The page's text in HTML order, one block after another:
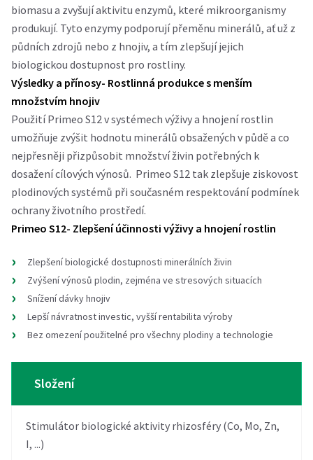
biomasu a zvyšují aktivitu enzymů, které mikroorganismy
produkují. Tyto enzymy podporují přeměnu minerálů, ať už z
půdních zdrojů nebo z hnojiv, a tím zlepšují jejich
biologickou dostupnost pro rostliny.
Výsledky a přínosy- Rostlinná produkce s menším
množstvím hnojiv
Použití Primeo S12 v systémech výživy a hnojení rostlin
umožňuje zvýšit hodnotu minerálů obsažených v půdě a co
nejpřesněji přizpůsobit množství živin potřebných k
dosažení cílových výnosů. Primeo S12 tak zlepšuje ziskovost
plodinových systémů při současném respektování podmínek
ochrany životního prostředí.
Primeo S12- Zlepšení účinnosti výživy a hnojení rostlin
Zlepšení biologické dostupnosti minerálních živin
Zvýšení výnosů plodin, zejména ve stresových situacích
Snížení dávky hnojiv
Lepší návratnost investic, vyšší rentabilita výroby
Bez omezení použitelné pro všechny plodiny a technologie
Složení
Stimulátor biologické aktivity rhizosféry (Co, Mo, Zn,
I, ...)